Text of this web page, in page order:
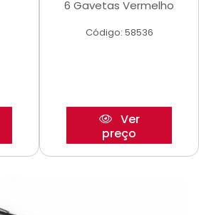
6 Gavetas Vermelho
Código: 58536
Ver
preço